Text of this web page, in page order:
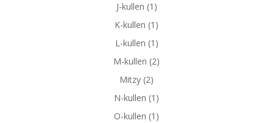
J-kullen (1)
K-kullen (1)
L-kullen (1)
M-kullen (2)
Mitzy (2)
N-kullen (1)
O-kullen (1)